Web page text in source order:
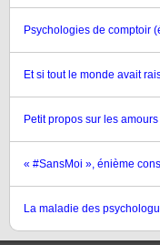
Psychologies de comptoir
Et si tout le monde avait
Petit propos sur les
« #SansMoi », énième
La maladie des